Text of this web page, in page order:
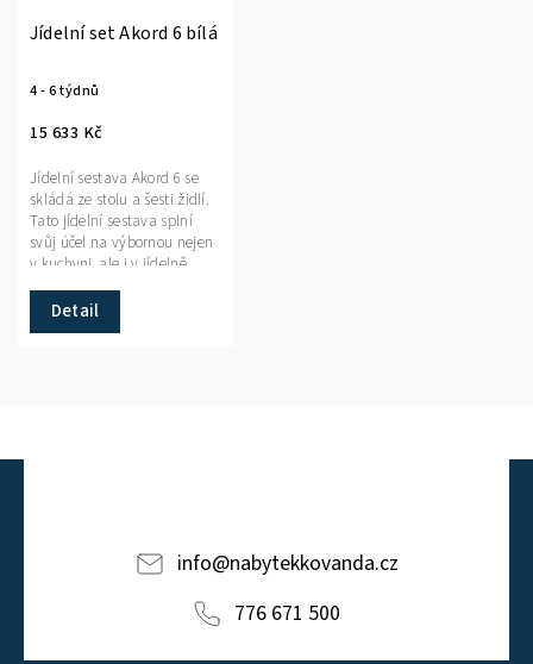
Jídelní set Akord 6 bílá
4 - 6 týdnů
15 633 Kč
Detail
Jídelní sestava Akord 6 se
skládá ze stolu a šesti židlí.
Tato jídelní sestava splní
svůj účel na výbornou nejen
v kuchyni, ale i v jídelně,
nebo obývacím pokoji s
jídelním koutem.
info@nabytekkovanda.cz
776 671 500